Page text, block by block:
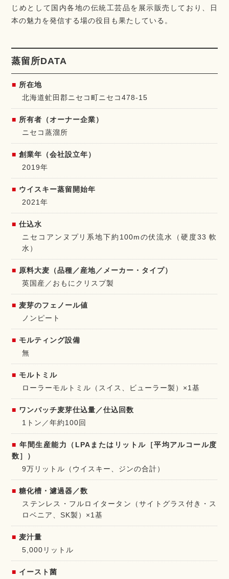
じめとして国内各地の伝統工芸品を展示販売しており、日
本の魅力を発信する場の役目も果たしている。
蒸留所DATA
所在地
北海道虻田郡ニセコ町ニセコ478-15
所有者（オーナー企業）
ニセコ蒸溜所
創業年（会社設立年）
2019年
ウイスキー蒸留開始年
2021年
仕込水
ニセコアンヌプリ系地下約100mの伏流水（硬度33 軟
水）
原料大麦（品種／産地／メーカー・タイプ）
英国産／おもにクリスプ製
麦芽のフェノール値
ノンピート
モルティング設備
無
モルトミル
ローラーモルトミル（スイス、ビューラー製）×1基
ワンバッチ麦芽仕込量／仕込回数
1トン／年約100回
年間生産能力（LPAまたはリットル［平均アルコール度
数］）
9万リットル（ウイスキー、ジンの合計）
糖化槽・濾過器／数
ステンレス・フルロイタータン（サイトグラス付き・ス
ロベニア、SK製）×1基
麦汁量
5,000リットル
イースト菌